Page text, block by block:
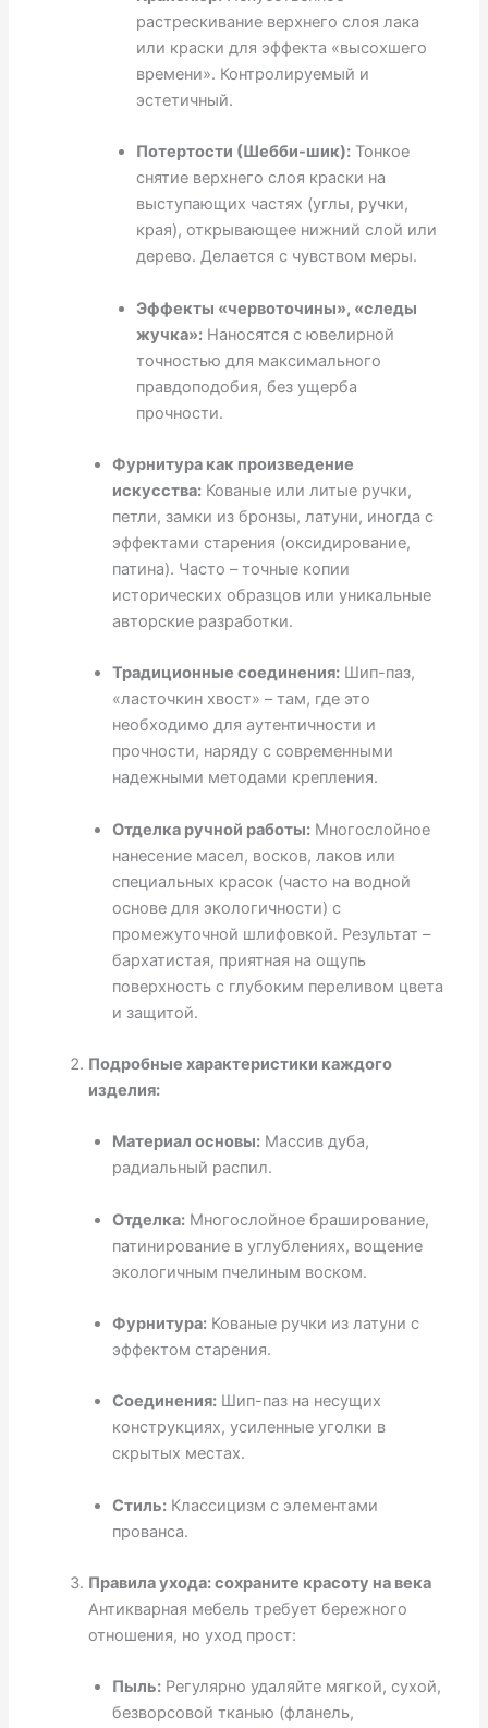
растрескивание верхнего слоя лака
или краски для эффекта «высохшего
времени». Контролируемый и
эстетичный.
Потертости (Шебби-шик):Тонкое
снятие верхнего слоя краски на
выступающих частях (углы, ручки,
края), открывающее нижний слой или
дерево. Делается с чувством меры.
Эффекты «червоточины», «следы
жучка»:Наносятся с ювелирной
точностью для максимального
правдоподобия, без ущерба
прочности.
Фурнитура как произведение
искусства:Кованые или литые ручки,
петли, замки из бронзы, латуни, иногда с
эффектами старения (оксидирование,
патина). Часто – точные копии
исторических образцов или уникальные
авторские разработки.
Традиционные соединения:Шип-паз,
«ласточкин хвост» – там, где это
необходимо для аутентичности и
прочности, наряду с современными
надежными методами крепления.
Отделка ручной работы:Многослойное
нанесение масел, восков, лаков или
специальных красок (часто на водной
основе для экологичности) с
промежуточной шлифовкой. Результат –
бархатистая, приятная на ощупь
поверхность с глубоким переливом цвета
и защитой.
Подробные характеристики каждого
изделия:
Материал основы:Массив дуба,
радиальный распил.
Отделка:Многослойное браширование,
патинирование в углублениях, вощение
экологичным пчелиным воском.
Фурнитура:Кованые ручки из латуни с
эффектом старения.
Соединения:Шип-паз на несущих
конструкциях, усиленные уголки в
скрытых местах.
Стиль:Классицизм с элементами
прованса.
Правила ухода: сохраните красоту на века
Антикварная мебель требует бережного
отношения, но уход прост:
Пыль:Регулярно удаляйте мягкой, сухой,
безворсовой тканью (фланель,